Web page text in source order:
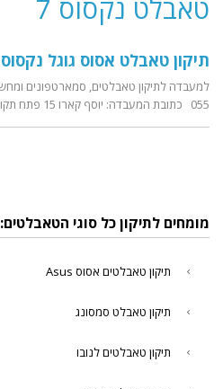
טאבלט נקסוס 7
תיקון טאבלט אסוס גוגל נקסוס 7
055 כתובת המעבדה: יוסף קארו 15 פתח תקווה
מומחים לתיקון כל סוגי הטאבלטים:
תיקון טאבלטים אסוס Asus
תיקון טאבלט סמסונג
תיקון טאבלטים לנובו